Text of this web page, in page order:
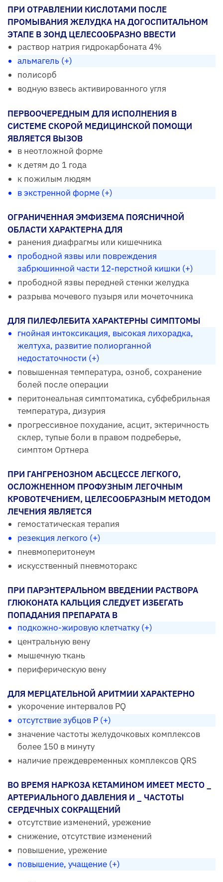
ПРИ ОТРАВЛЕНИИ КИСЛОТАМИ ПОСЛЕ
ПРОМЫВАНИЯ ЖЕЛУДКА НА ДОГОСПИТАЛЬНОМ
ЭТАПЕ В ЗОНД ЦЕЛЕСООБРАЗНО ВВЕСТИ
раствор натрия гидрокарбоната 4%
альмагель (+)
полисорб
водную взвесь активированного угля
ПЕРВООЧЕРЕДНЫМ ДЛЯ ИСПОЛНЕНИЯ В
СИСТЕМЕ СКОРОЙ МЕДИЦИНСКОЙ ПОМОЩИ
ЯВЛЯЕТСЯ ВЫЗОВ
в неотложной форме
к детям до 1 года
к пожилым людям
в экстренной форме (+)
ОГРАНИЧЕННАЯ ЭМФИЗЕМА ПОЯСНИЧНОЙ
ОБЛАСТИ ХАРАКТЕРНА ДЛЯ
ранения диафрагмы или кишечника
прободной язвы или повреждения
забрюшинной части 12-перстной кишки (+)
прободной язвы передней стенки желудка
разрыва мочевого пузыря или мочеточника
ДЛЯ ПИЛЕФЛЕБИТА ХАРАКТЕРНЫ СИМПТОМЫ
гнойная интоксикация, высокая лихорадка,
желтуха, развитие полиорганной
недостаточности (+)
повышенная температура, озноб, сохранение
болей после операции
перитонеальная симптоматика, субфебрильная
температура, дизурия
прогрессивное похудание, асцит, эктеричность
склер, тупые боли в правом подреберье,
симптом Ортнера
ПРИ ГАНГРЕНОЗНОМ АБСЦЕССЕ ЛЕГКОГО,
ОСЛОЖНЕННОМ ПРОФУЗНЫМ ЛЕГОЧНЫМ
КРОВОТЕЧЕНИЕМ, ЦЕЛЕСООБРАЗНЫМ МЕТОДОМ
ЛЕЧЕНИЯ ЯВЛЯЕТСЯ
гемостатическая терапия
резекция легкого (+)
пневмоперитонеум
искусственный пневмоторакс
ПРИ ПАРЭНТЕРАЛЬНОМ ВВЕДЕНИИ РАСТВОРА
ГЛЮКОНАТА КАЛЬЦИЯ СЛЕДУЕТ ИЗБЕГАТЬ
ПОПАДАНИЯ ПРЕПАРАТА В
подкожно-жировую клетчатку (+)
центральную вену
мышечную ткань
периферическую вену
ДЛЯ МЕРЦАТЕЛЬНОЙ АРИТМИИ ХАРАКТЕРНО
укорочение интервалов PQ
отсутствие зубцов Р (+)
значение частоты желудочковых комплексов
более 150 в минуту
наличие преждевременных комплексов QRS
ВО ВРЕМЯ НАРКОЗА КЕТАМИНОМ ИМЕЕТ МЕСТО _
АРТЕРИАЛЬНОГО ДАВЛЕНИЯ И _ ЧАСТОТЫ
СЕРДЕЧНЫХ СОКРАЩЕНИЙ
отсутствие изменений, урежение
снижение, отсутствие изменений
повышение, урежение
повышение, учащение (+)